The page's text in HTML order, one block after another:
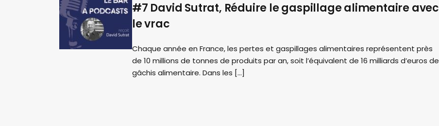
#7 David Sutrat, Réduire le gaspillage alimentaire avec
le vrac
Chaque année en France, les pertes et gaspillages alimentaires représentent près
de 10 millions de tonnes de produits par an, soit l’équivalent de 16 milliards d’euros de
gâchis alimentaire. Dans les […]